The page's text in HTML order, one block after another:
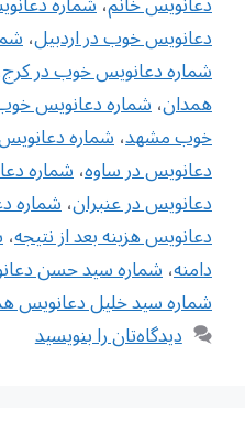
دعانویس خوب در اردبیل،
شماره دعانویس خوب در کرج
همدان،شماره دعانویس
خوب مشهد،شماره
دعانویس در ساوه،شماره
دعانویس در عنبران،شماره
دعانویس هزینه بعد از نتیجه،
دامنه،شماره سید حسن
شماره سید خلیل دعانویس
دیدگاه‌تان را بنویسید